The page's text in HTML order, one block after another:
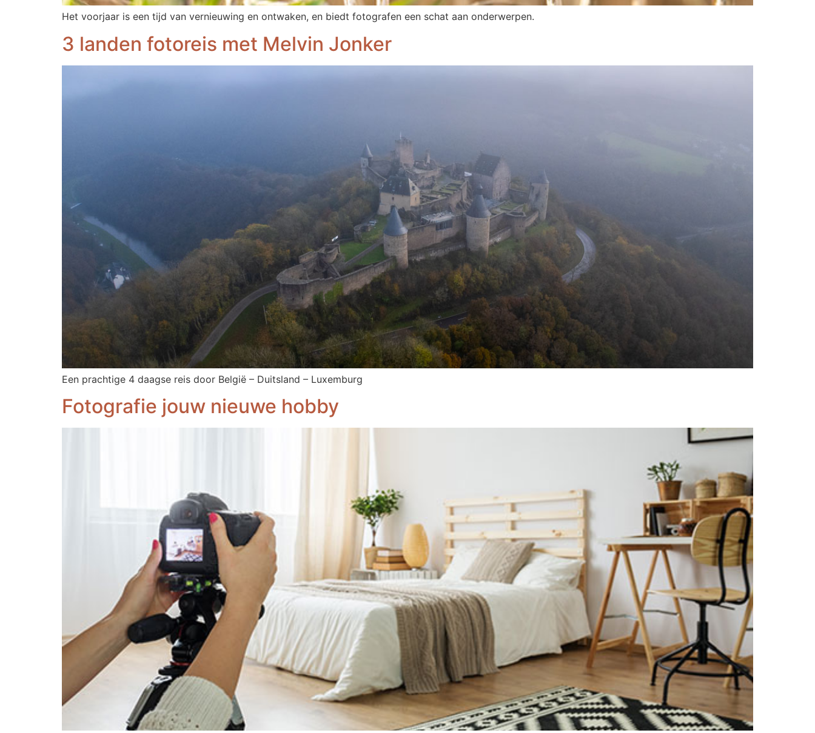
Het voorjaar is een tijd van vernieuwing en ontwaken, en biedt fotografen een schat aan onderwerpen.
3 landen fotoreis met Melvin Jonker
Een prachtige 4 daagse reis door België – Duitsland – Luxemburg
Fotografie jouw nieuwe hobby